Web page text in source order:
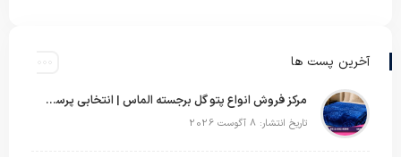
آخرین پست ها
مرکز فروش انواع پتو گل برجسته الماس | انتخابی پرسود برای عمده‌فروشان
تاریخ انتشار: 8 آگوست 2026